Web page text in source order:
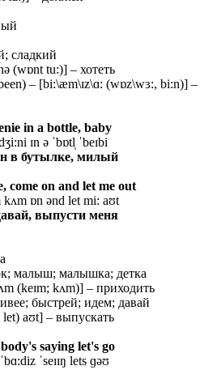
сладкий
(wɒnt tu:)] – хотеть
– [bi:\æm\ɪz\ɑ: (wɒz\wɜ:, bi:n)] –
in a bottle, baby
ɪn ə ˈbɒtl̩ ˈbeɪbi
вбутылке, милый
come on and let me out
kʌm ɒn ənd let mi: aʊt
выпусти меня
малыш; малышка; детка
(keɪm; kʌm)] – приходить
быстрей; идем; давай
aʊt] – выпускать
saying let's go
ˈseɪɪŋ lets ɡəʊ